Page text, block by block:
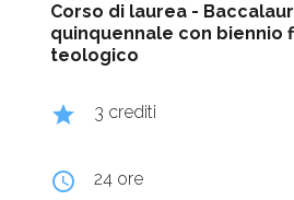
Corso di laurea -
quinquennale con biennio
teologico
grade 3 crediti
query_builder 24 ore